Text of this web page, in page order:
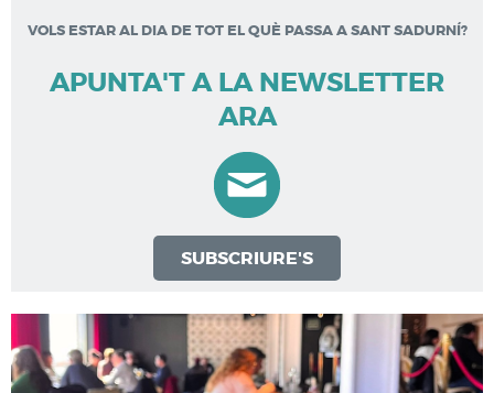
VOLS ESTAR AL DIA DE TOT EL QUÈ PASSA A SANT SADURNÍ?
APUNTA'T A LA NEWSLETTER
ARA
SUBSCRIURE'S